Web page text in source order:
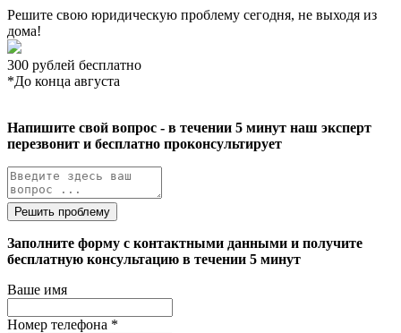
Решите свою юридическую проблему сегодня, не выходя из
дома!
300 рублей бесплатно
*До конца августа
Напишите свой вопрос - в течении 5 минут наш эксперт
перезвонит и бесплатно проконсультирует
Решить проблему
Заполните форму с контактными данными и получите
бесплатную консультацию в течении 5 минут
Ваше имя
Номер телефона *